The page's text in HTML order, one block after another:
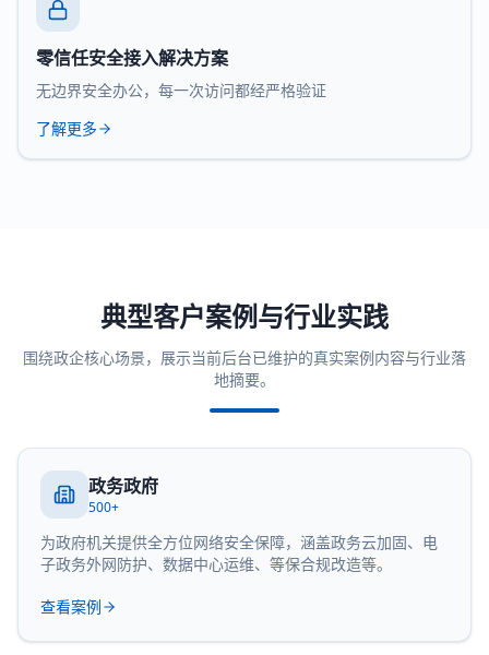
零信任安全接入解决方案
无边界安全办公，每一次访问都经严格验证
了解更多
典型客户案例与行业实践
围绕政企核心场景，展示当前后台已维护的真实案例内容与行业落
地摘要。
政务政府
500+
为政府机关提供全方位网络安全保障，涵盖政务云加固、电
子政务外网防护、数据中心运维、等保合规改造等。
查看案例